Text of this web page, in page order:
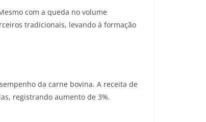
com a queda no volume
tradicionais, levando à formação
da carne bovina. A receita de
registrando aumento de 3%.